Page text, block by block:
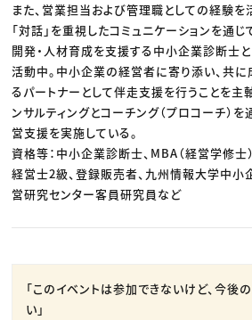
また、営業担当および管理職としての経験を
「対話」を重視したコミュニケーションを通じ
開発・人材育成を支援する中小企業診断士と
活動中。中小企業の経営者に寄り添い、共に
るパートナーとして伴走支援を行うことを主
ンサルティングとコーチング（プロコーチ）を
営支援を実施している。
資格等：中小企業診断士、MBA（経営学修士
経営士2級、登録販売者、九州情報大学中小
営研究センター客員研究員など
「このイベントは参加できないけど、今後
い」